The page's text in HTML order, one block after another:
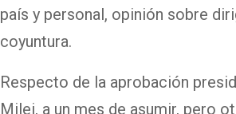
país y personal, opinión sobre
coyuntura.
Respecto de la aprobación
Milei, a un mes de asumir, pero